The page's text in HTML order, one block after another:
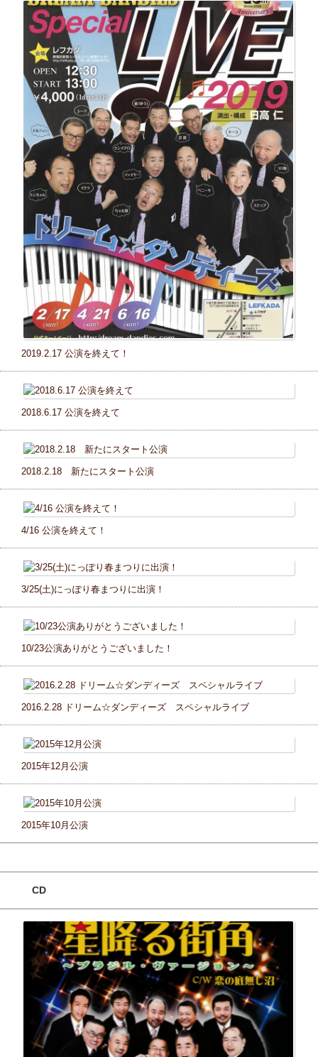
2019.2.17 公演を終えて！
2018.6.17 公演を終えて
2018.2.18 新たにスタート公演
4/16 公演を終えて！
3/25(土)にっぽり春まつりに出演！
10/23公演ありがとうございました！
2016.2.28 ドリーム☆ダンディーズ スペシャルライブ
2015年12月公演
2015年10月公演
CD